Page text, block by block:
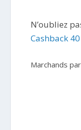
N’oubliez
Cashback 40
Marchands